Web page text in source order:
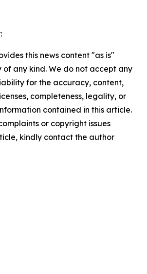
this news content "as is"
any kind. We do not accept any
for the accuracy, content,
completeness, legality, or
contained in this article.
or copyright issues
kindly contact the author